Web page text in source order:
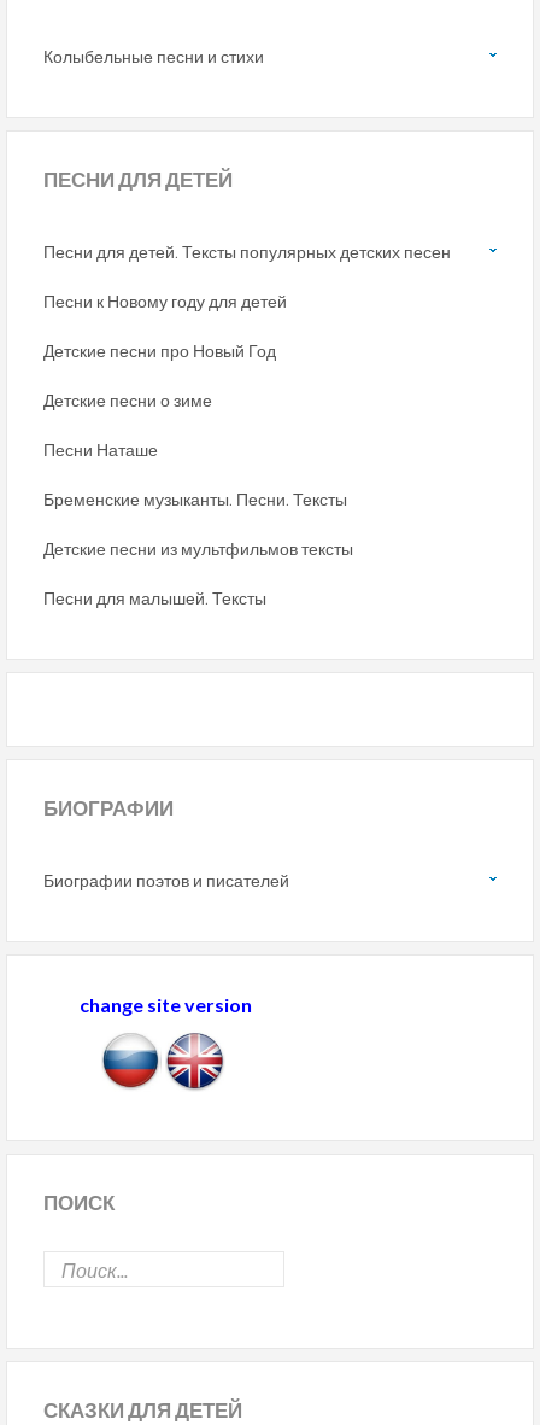
Колыбельные песни и стихи
ПЕСНИДЛЯ ДЕТЕЙ
Песни для детей. Тексты популярных детских песен
Песни к Новому году для детей
Детские песни про Новый Год
Детские песни о зиме
Песни Наташе
Бременские музыканты. Песни. Тексты
Детские песни из мультфильмов тексты
Песни для малышей. Тексты
БИОГРАФИИ
Биографии поэтов и писателей
change site version
ПОИСК
СКАЗКИДЛЯ ДЕТЕЙ